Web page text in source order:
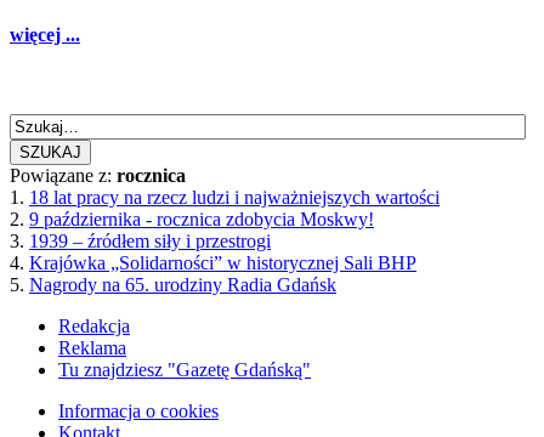
więcej ...
SZUKAJ
Powiązane z: rocznica
1. 18 lat pracy na rzecz ludzi i najważniejszych wartości
2. 9 października - rocznica zdobycia Moskwy!
3. 1939 – źródłem siły i przestrogi
4. Krajówka „Solidarności” w historycznej Sali BHP
5. Nagrody na 65. urodziny Radia Gdańsk
Redakcja
Reklama
Tu znajdziesz "Gazetę Gdańską"
Informacja o cookies
Kontakt